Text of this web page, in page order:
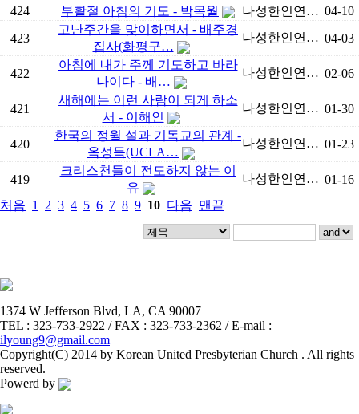
424
부활절 아침의 기도 - 박목월 나성한인연… 04-10
423
고난주간을 맞이하면서 - 배주경
집사(화평구…
나성한인연… 04-03
422
아침에 내가 주께 기도하고 바라
나이다 - 배…
나성한인연… 02-06
421
새해에는 이런 사람이 되게 하소
서 - 이해인
나성한인연… 01-30
420
한국의 정월 설과 기독교의 관계 -
옥성득(UCLA…
나성한인연… 01-23
419
크리스천들이 전도하지 않는 이
유
나성한인연… 01-16
처음 1 2 3 4 5 6 7 8 9 10 다음 맨끝
1374 W Jefferson Blvd, LA, CA 90007
TEL : 323-733-2922 / FAX : 323-733-2362 / E-mail :
ilyoung9@gmail.com
Copyright(C) 2014 by Korean United Presbyterian Church . All rights
reserved.
Powerd by